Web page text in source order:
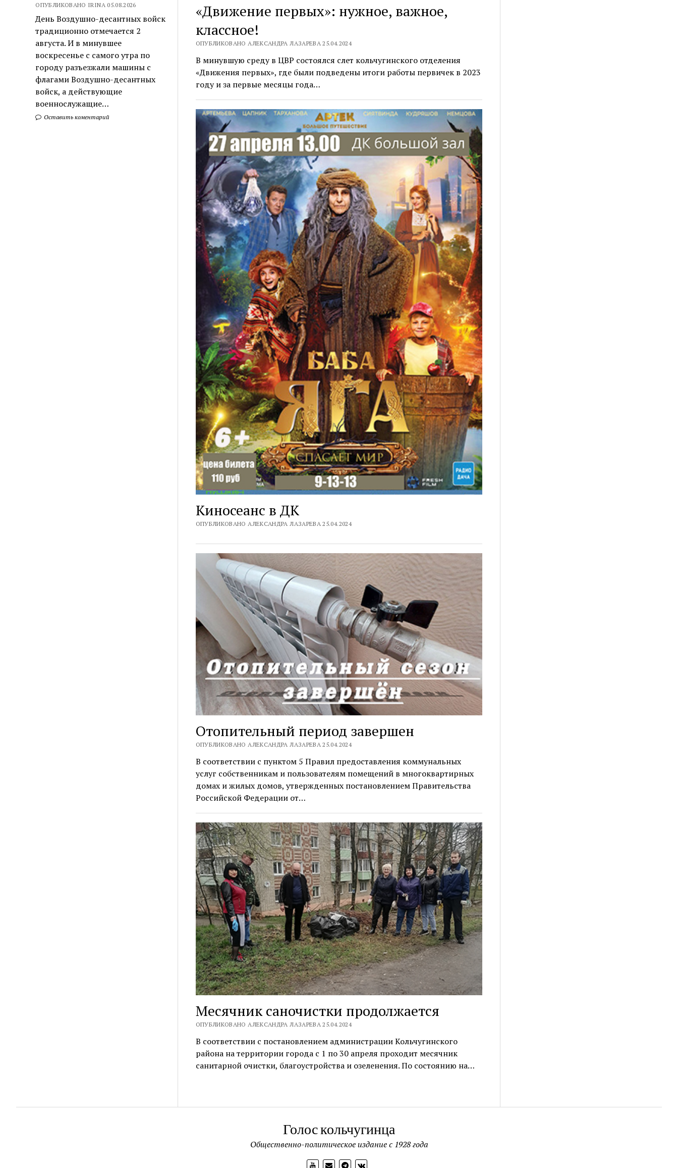
ОПУБЛИКОВАНО IRINA 05.08.2026
День Воздушно-десантных войск
традиционно отмечается 2
августа. И в минувшее
воскресенье с самого утра по
городу разъезжали машины с
флагами Воздушно-десантных
войск, а действующие
военнослужащие…
Оставить коментарий
«Движение первых»: нужное, важное,
классное!
ОПУБЛИКОВАНО АЛЕКСАНДРА ЛАЗАРЕВА 25.04.2024
В минувшую среду в ЦВР состоялся слет кольчугинского отделения
«Движения первых», где были подведены итоги работы первичек в 2023
году и за первые месяцы года…
Киносеанс в ДК
ОПУБЛИКОВАНО АЛЕКСАНДРА ЛАЗАРЕВА 25.04.2024
Отопительный период завершен
ОПУБЛИКОВАНО АЛЕКСАНДРА ЛАЗАРЕВА 25.04.2024
В соответствии с пунктом 5 Правил предоставления коммунальных
услуг собственникам и пользователям помещений в многоквартирных
домах и жилых домов, утвержденных постановлением Правительства
Российской Федерации от…
Месячник саночистки продолжается
ОПУБЛИКОВАНО АЛЕКСАНДРА ЛАЗАРЕВА 25.04.2024
В соответствии с постановлением администрации Кольчугинского
района на территории города с 1 по 30 апреля проходит месячник
санитарной очистки, благоустройства и озеленения. По состоянию на…
Голос кольчугинца
Общественно-политическое издание с 1928 года